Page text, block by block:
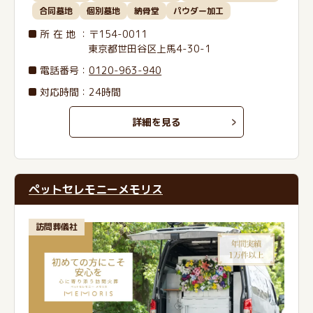
合同墓地
個別墓地 納骨堂 パウダー加工
所在地 ：〒154-0011
東京都世田谷区上馬4-30-1
電話番号 ：0120-963-940
対応時間：24時間
詳細を見る
ペットセレモニーメモリス
訪問葬儀社